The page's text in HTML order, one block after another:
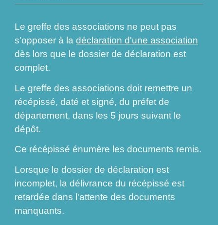
Le greffe des associations ne peut pas
s'opposer à la déclaration d'une association
dès lors que le dossier de déclaration est
complet.
Le greffe des associations doit remettre un
récépissé, daté et signé, du préfet de
département, dans les 5 jours suivant le
dépôt.
Ce récépissé énumère les documents remis.
Lorsque le dossier de déclaration est
incomplet, la délivrance du récépissé est
retardée dans l'attente des documents
manquants.